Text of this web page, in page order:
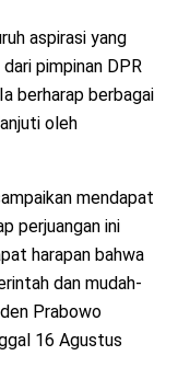
aspirasi yang
pimpinan DPR
berharap berbagai
oleh
mendapat
perjuangan ini
harapan bahwa
dan mudah-
Prabowo
16 Agustus